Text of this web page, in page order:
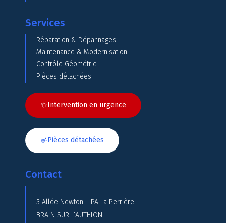
Services
Réparation & Dépannages
Maintenance & Modernisation
Contrôle Géométrie
Pièces détachées
Intervention en urgence
Pièces détachées
Contact
3 Allée Newton – PA La Perrière
BRAIN SUR L’AUTHION